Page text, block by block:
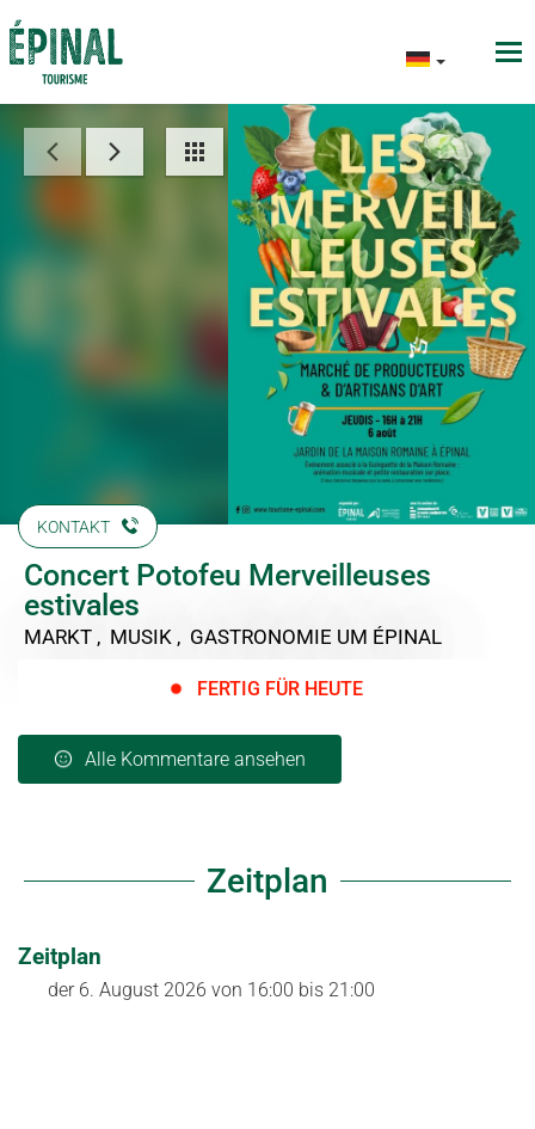
KONTAKT
Concert Potofeu Merveilleuses
estivales
MARKT , MUSIK , GASTRONOMIE UM ÉPINAL
FERTIG FÜR HEUTE
Alle Kommentare ansehen
Zeitplan
Zeitplan
der 6. August 2026 von 16:00 bis 21:00